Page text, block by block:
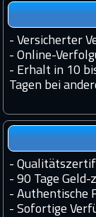
- Versicherter
- Online-
- Erhalt in 10
Tagen bei
-
- 90 Tage Geld-
- Authentische
- Sofortige